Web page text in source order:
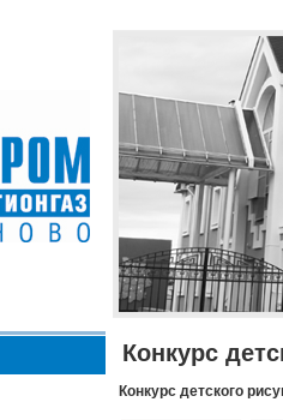
Конкурс
Конкурс детского